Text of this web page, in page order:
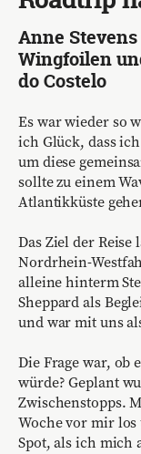
Anne
Wingfoilen
do Costelo
Es war wieder so
ich Glück, dass
um diese
sollte zu einem
Atlantikküste
Das Ziel der Reise
Nordrhein-
alleine hinterm
Sheppard als
und war mit uns
Die Frage war, ob
würde? Geplant
Zwischenstopps.
Woche vor mir
Spot, als ich mich